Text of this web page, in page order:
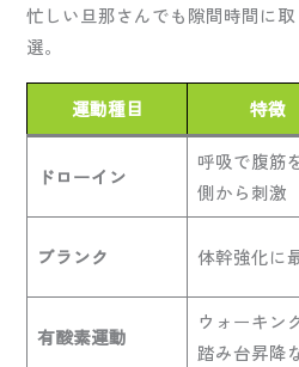
忙しい旦那さんでも隙間時間に
選。
運動種目 特徴
ドローイン
呼吸で腹筋
側から刺激
プランク 体幹強化に
有酸素運動
ウォーキン
踏み台昇降